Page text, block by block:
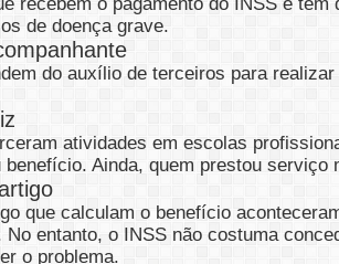
de doença grave.
do auxílio de terceiros para
atividades em escolas
benefício. Ainda, quem prestou
que calculam o benefício
No entanto, o INSS não costuma
o problema.